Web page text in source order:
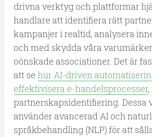
drivna verktyg och plattformar
handlare att identifiera rätt
kampanjer i realtid, analysera
och med skydda våra
oönskade associationer. Det är
att se hur AI-driven
effektivisera e-handelsprocesser
partnerskapsidentifiering. Dessa
använder avancerad AI och
språkbehandling (NLP) för att